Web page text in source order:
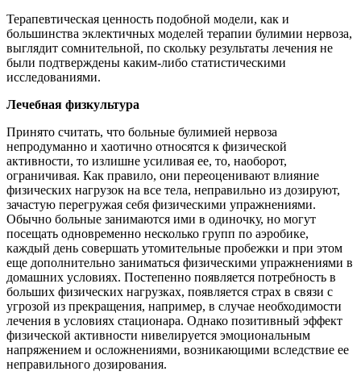
Терапевтическая ценность подобной модели, как и
большинства эклектичных моделей терапии булимии нервоза,
выглядит сомнительной, по скольку результаты лечения не
были подтверждены каким-либо статистическими
исследованиями.
Лечебная физкультура
Принято считать, что больные булимией нервоза
непродуманно и хаотично относятся к физической
активности, то излишне усиливая ее, то, наоборот,
ограничивая. Как правило, они переоценивают влияние
физических нагрузок на все тела, неправильно из дозируют,
зачастую перегружая себя физическими упражнениями.
Обычно больные занимаются ими в одиночку, но могут
посещать одновременно несколько групп по аэробике,
каждый день совершать утомительные пробежки и при этом
еще дополнительно заниматься физическими упражнениями в
домашних условиях. Постепенно появляется потребность в
больших физических нагрузках, появляется страх в связи с
угрозой из прекращения, например, в случае необходимости
лечения в условиях стационара. Однако позитивный эффект
физической активности нивелируется эмоциональным
напряжением и осложнениями, возникающими вследствие ее
неправильного дозирования.